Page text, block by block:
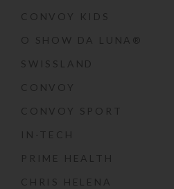
CONVOY KIDS
O SHOW DA LUNA®
SWISSLAND
CONVOY
CONVOY SPORT
IN-TECH
PRIME HEALTH
CHRIS HELENA